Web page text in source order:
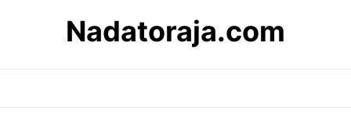
Nadatoraja.com